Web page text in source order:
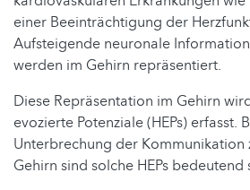
einer Beeinträchtigung der
Aufsteigende neuronale
werden im Gehirn repräsentiert.
Diese Repräsentation im Gehirn
evozierte Potenziale (HEPs) erfasst.
Unterbrechung der Kommunikation
Gehirn sind solche HEPs bedeutend